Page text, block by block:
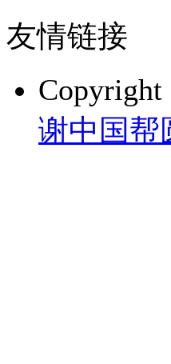
友情链接
谢中国帮